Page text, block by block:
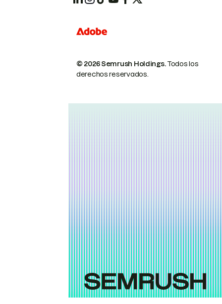
© 2026 Semrush Holdings.Todos los
derechos reservados.